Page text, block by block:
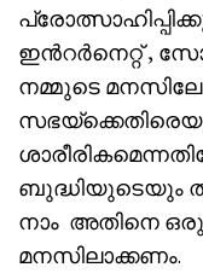
ഇൻറർനെറ്റ് ,
നമ്മുടെ
ബുദ്ധിയുടെയും
നാം അതിനെ
മനസിലാക്കണം.